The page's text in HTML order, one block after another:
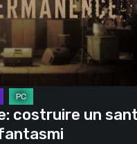
costruire un